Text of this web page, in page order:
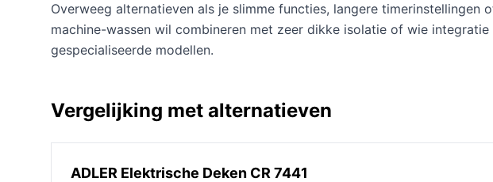
Overweeg alternatieven als je slimme functies, langere
machine-wassen wil combineren met zeer dikke isolatie of wie
gespecialiseerde modellen.
Vergelijking met alternatieven
ADLER Elektrische Deken CR 7441